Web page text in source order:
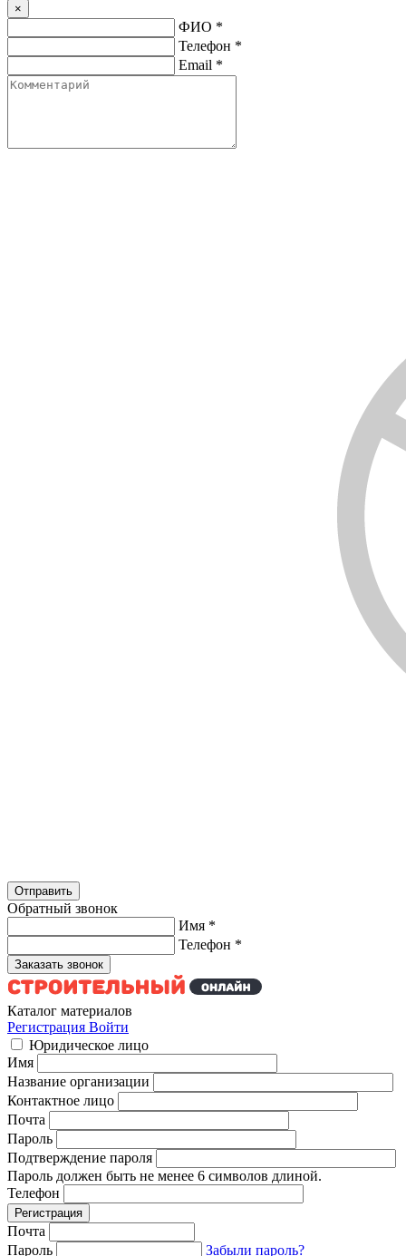
×
ФИО *
Телефон *
Email *
Обратный звонок
Имя *
Телефон *
Каталог материалов
Регистрация Войти
Юридическое лицо
Имя
Название организации
Контактное лицо
Почта
Пароль
Подтверждение пароля
Пароль должен быть не менее 6 символов длиной.
Телефон
Почта
Пароль
Забыли пароль?